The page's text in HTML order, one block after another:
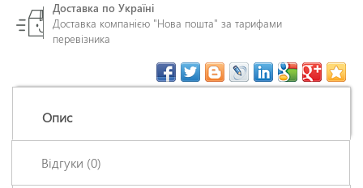
Доставка по Україні
Доставка компанією "Нова пошта" за тарифами
перевізника
Опис
Відгуки (0)